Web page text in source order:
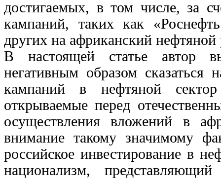
достигаемых, в том числе, за
кампаний, таких как
других на африканский
В настоящей статье автор
негативным образом сказаться
кампаний в нефтяной
открываемые перед
осуществления вложений в
внимание такому значимому
российское инвестирование в
национализм,